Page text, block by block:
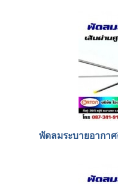
พัดลมระบายอากา